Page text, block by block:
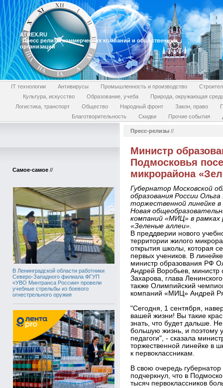
ATREX.RU
Пресс релизы коммерческих компаний и общественных
организаций
IT технологии Антивирусы Промышленность и производство
Культура, искусство
Образование, учеба
Природа, окружающая
Логистика, транспорт
Общество Народный фронт Закон, право
Благотворительность
Скидки Прочие события
Самое-самое //
В Ленинградской области работники
Северо-Западного филиала ФГУП
«УВО Минтранса России» провели
учебные стрельбы из боевого
огнестрельного оружия
Пресс-релизы //
Министр
Подмосковья
микрорайона
Губернатор Московской
образования России
торжественной линейке
Новая
компаний «МИЦ» в рамках
«Зеленые аллеи».
В преддверии нового
территории жилого
открытия школы, которая
первых учеников. В
министр образования РФ
Андрей Воробьев,
Захарова, глава
также Олимпийский
компаний «МИЦ» Андрей
"Сегодня, 1 сентября,
вашей жизни! Вы такие
знать, что будет дальше.
большую жизнь, и поэтому
педагоги", - сказала
торжественной линейке в
к первоклассникам.
В свою очередь
подчеркнул, что в
тысяч первоклассников